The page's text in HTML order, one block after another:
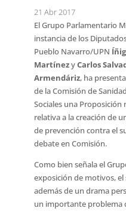
21 Abr 2017
El Grupo Parlamentario
instancia de los
Pueblo Navarro/UPN
MartínezyCarlos
Armendáriz, ha
de la Comisión de
Sociales una Proposición
relativa a la creación de
de prevención contra el
debate en Comisión.
Como bien señala el
exposición de motivos, el
además de un drama
un importante problema